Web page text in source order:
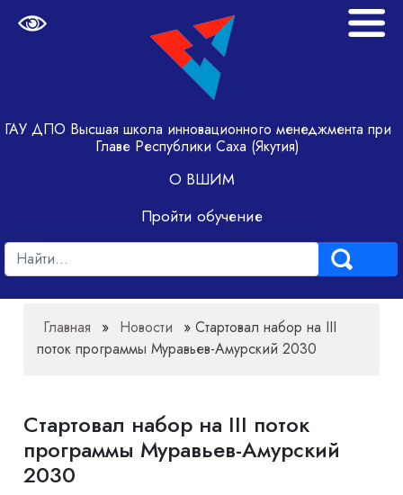
ГАУ ДПО Высшая школа инновационного менеджмента при
Главе Республики Саха (Якутия)
О ВШИМ
Пройти обучение
Главная » Новости »Стартовал набор на III
поток программы Муравьев-Амурский 2030
Стартовал набор на III поток
программы Муравьев-Амурский
2030